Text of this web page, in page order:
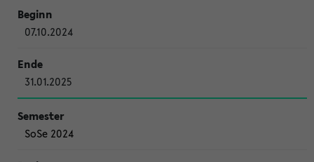
07.10.2024
31.01.2025
SoSe 2024